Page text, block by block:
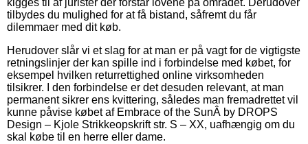
tilbydes du mulighed for at få bistand, såfremt du får
dilemmaer med dit køb.
Herudover slår vi et slag for at man er på vagt for de vigtigste
retningslinjer der kan spille ind i forbindelse med købet, for
eksempel hvilken returrettighed online virksomheden
tilsikrer. I den forbindelse er det desuden relevant, at man
permanent sikrer ens kvittering, således man fremadrettet vil
kunne påvise købet af Embrace of the SunÂ by DROPS
Design – Kjole Strikkeopskrift str. S – XX, uafhængig om du
skal købe til en herre eller dame.